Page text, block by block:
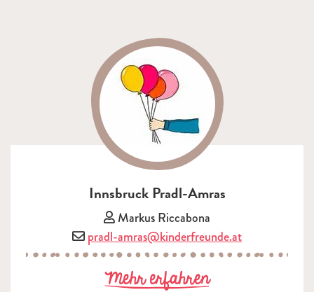
Innsbruck Pradl-Amras
Vorsitzende/r:
Markus Riccabona
E-Mail:
pradl-amras@kinderfreunde.at
Mehr erfahrenzu Innsbruck